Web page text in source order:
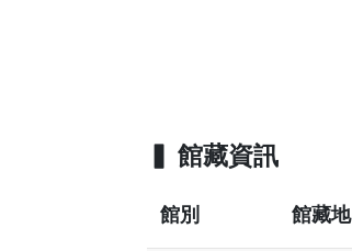
館藏資訊
館別 館藏地